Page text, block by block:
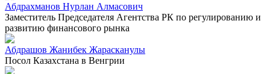
Абдрахманов Нурлан Алмасович
Заместитель Председателя Агентства РК по регулированию и
развитию финансового рынка
Абдрашов Жанибек Жарасканулы
Посол Казахстана в Венгрии